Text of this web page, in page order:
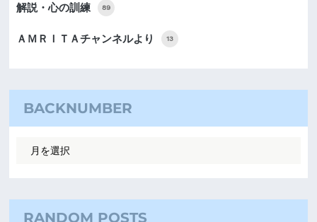
解説・心の訓練 89
ＡＭＲＩＴＡチャンネルより 13
BACKNUMBER
RANDOM POSTS